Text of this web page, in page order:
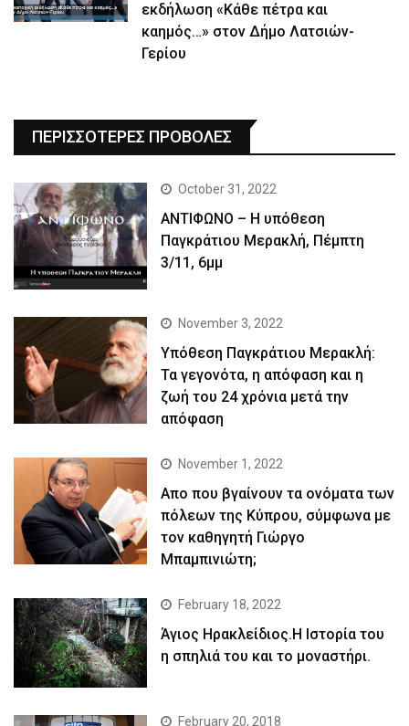
εκδήλωση «Κάθε πέτρα και
καημός…» στον Δήμο Λατσιών-
Γερίου
ΠΕΡΙΣΣΟΤΕΡΕΣ ΠΡΟΒΟΛΕΣ
October 31, 2022
ΑΝΤΙΦΩΝΟ – Η υπόθεση
Παγκράτιου Μερακλή, Πέμπτη
3/11, 6μμ
November 3, 2022
Yπόθεση Παγκράτιου Μερακλή:
Τα γεγονότα, η απόφαση και η
ζωή του 24 χρόνια μετά την
απόφαση
November 1, 2022
Απο που βγαίνουν τα ονόματα των
πόλεων της Κύπρου, σύμφωνα με
τον καθηγητή Γιώργο
Μπαμπινιώτη;
February 18, 2022
Άγιος Ηρακλείδιος.Η Ιστορία του
η σπηλιά του και το μοναστήρι.
February 20, 2018